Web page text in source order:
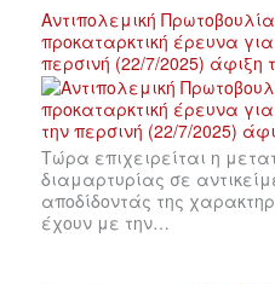
Αντιπολεμική
προκαταρκτική έρευνα
περσινή (22/7/2025) άφιξη
Τώρα επιχειρείται η
διαμαρτυρίας σε
αποδίδοντάς της
έχουν με την…